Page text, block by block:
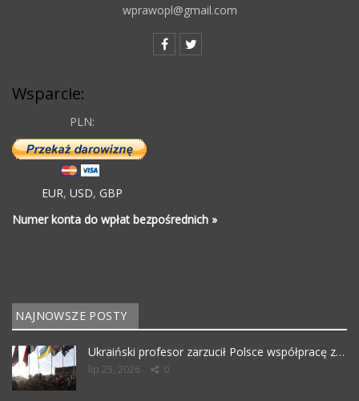
wprawopl@gmail.com
Wsparcie:
PLN:
EUR, USD, GBP
Numer konta do wpłat bezpośrednich »
NAJNOWSZE POSTY
Ukraiński profesor zarzucił Polsce współpracę z…
lip 25, 2026 0